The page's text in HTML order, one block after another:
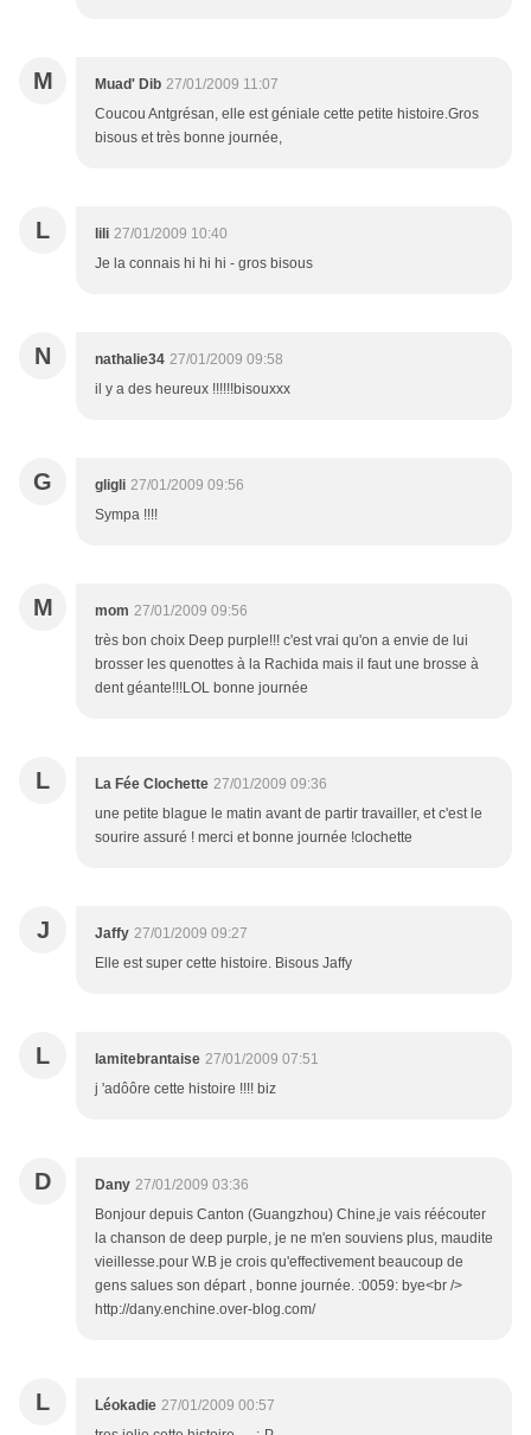
M Muad' Dib 27/01/2009 11:07
Coucou Antgrésan, elle est géniale cette petite histoire.Gros
bisous et très bonne journée,
L lili 27/01/2009 10:40
Je la connais hi hi hi - gros bisous
N nathalie34 27/01/2009 09:58
il y a des heureux !!!!!!bisouxxx
G gligli 27/01/2009 09:56
Sympa !!!!
M mom 27/01/2009 09:56
très bon choix Deep purple!!! c'est vrai qu'on a envie de lui
brosser les quenottes à la Rachida mais il faut une brosse à
dent géante!!!LOL bonne journée
L La Fée Clochette 27/01/2009 09:36
une petite blague le matin avant de partir travailler, et c'est le
sourire assuré ! merci et bonne journée !clochette
J Jaffy 27/01/2009 09:27
Elle est super cette histoire. Bisous Jaffy
L lamitebrantaise 27/01/2009 07:51
j 'adôôre cette histoire !!!! biz
D Dany 27/01/2009 03:36
Bonjour depuis Canton (Guangzhou) Chine,je vais réécouter
la chanson de deep purple, je ne m'en souviens plus, maudite
vieillesse.pour W.B je crois qu'effectivement beaucoup de
gens salues son départ , bonne journée. :0059: bye<br />
http://dany.enchine.over-blog.com/
L Léokadie 27/01/2009 00:57